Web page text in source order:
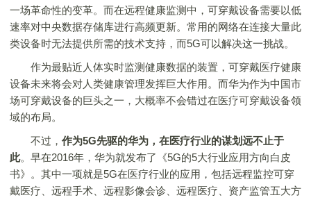
一场革命性的变革。而在远程健康监测中，可穿戴设备需要以低
速率对中央数据存储库进行高频更新。常用的网络在连接大量此
类设备时无法提供所需的技术支持，而5G可以解决这一挑战。
作为最贴近人体实时监测健康数据的装置，可穿戴医疗健康
设备未来将会对人类健康管理发挥巨大作用。而华为作为中国市
场可穿戴设备的巨头之一，大概率不会错过在医疗可穿戴设备领
域的布局。
不过， 作为5G先驱的华为，在医疗行业的谋划远不止于
此。早在2016年，华为就发布了《5G的5大行业应用方向白皮
书》。其中一项就是5G在医疗行业的应用，包括远程监控可穿
戴医疗、远程手术、远程影像会诊、远程医疗、资产监管五大方